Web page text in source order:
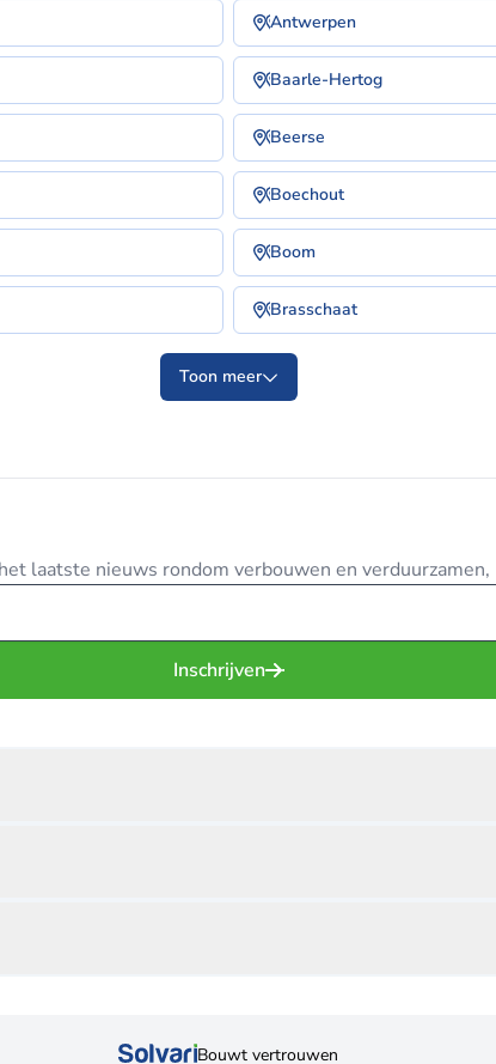
Antwerpen
Baarle-Hertog
Beerse
Boechout
Boom
Brasschaat
Toon meer
laatste nieuws rondom verbouwen en
Inschrijven
Bouwt vertrouwen